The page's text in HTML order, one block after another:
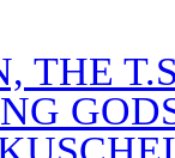
THE